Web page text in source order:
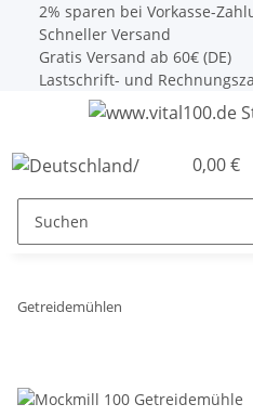
2% sparen bei Vorkasse-
Schneller Versand
Gratis Versand ab 60€ (DE)
Lastschrift- und
0,00 €
Getreidemühlen